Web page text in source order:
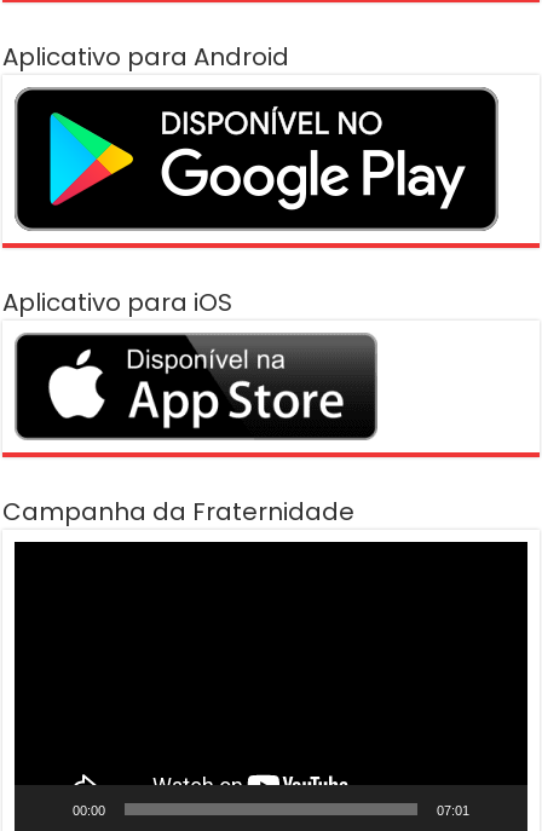
Aplicativo para Android
Aplicativo para iOS
Campanha da Fraternidade
00:00 07:01